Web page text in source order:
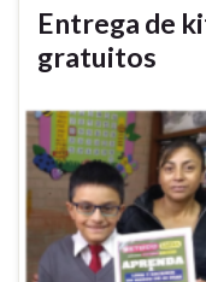
Entrega de
gratuitos